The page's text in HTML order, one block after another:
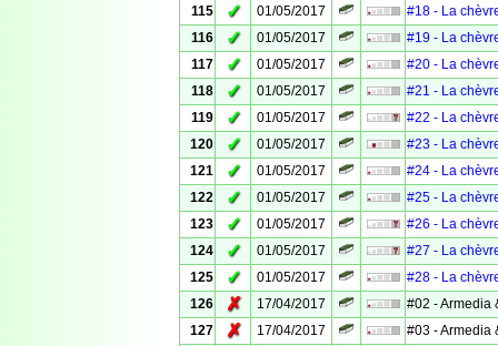
115
✓ 01/05/2017
#18 - La
116
✓ 01/05/2017
#19 - La
117
✓ 01/05/2017
#20 - La
118
✓ 01/05/2017
#21 - La
119
✓ 01/05/2017
#22 - La
120
✓ 01/05/2017
#23 - La
121
✓ 01/05/2017
#24 - La
122
✓ 01/05/2017
#25 - La
123
✓ 01/05/2017
#26 - La
124
✓ 01/05/2017
#27 - La
125
✓ 01/05/2017
#28 - La
126
✗ 17/04/2017
#02 - Armedia
127
✗ 17/04/2017
#03 - Armedia